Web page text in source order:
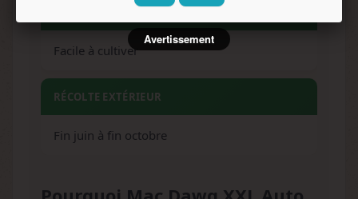
Facile à cultiver
RÉCOLTE EXTÉRIEUR
Fin juin à fin octobre
Avertissement